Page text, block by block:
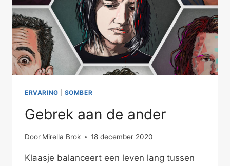
ERVARING SOMBER
Gebrek aan de ander
Door Mirella Brok 18 december 2020
Klaasje balanceert een leven lang tussen